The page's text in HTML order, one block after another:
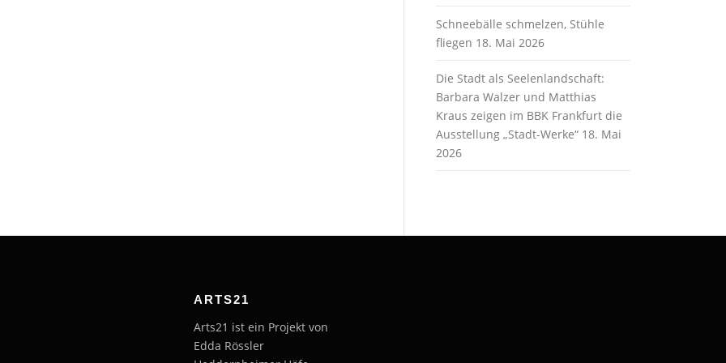
Schneebälle schmelzen, Stühle
fliegen 18. Mai 2026
Die Stadt als Seelenlandschaft:
Barbara Walzer und Matthias
Kraus zeigen im BBK Frankfurt die
Ausstellung „Stadt-Werke“ 18. Mai
2026
ARTS21
Arts21 ist ein Projekt von
Edda Rössler